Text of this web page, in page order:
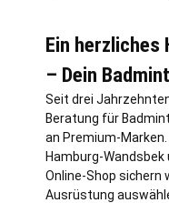
Ein herzliches
– Dein
Seit drei
Beratung für
an Premium-
Hamburg-
Online-Shop sichern
Ausrüstung